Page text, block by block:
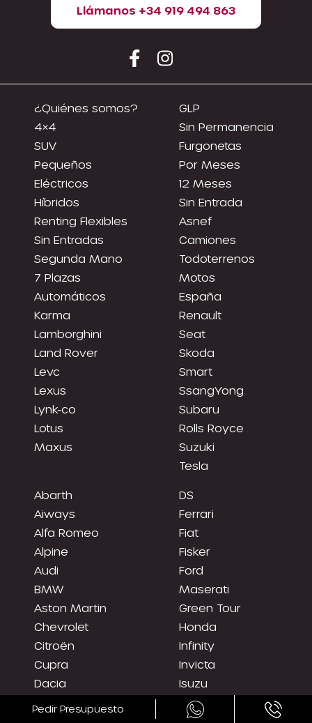
Llámanos +34 919 494 863
¿Quiénes somos?
4×4
SUV
Pequeños
Eléctricos
Híbridos
Renting Flexibles
Sin Entradas
Segunda Mano
7 Plazas
Automáticos
Karma
Lamborghini
Land Rover
Levc
Lexus
Lynk-co
Lotus
Maxus
Abarth
Aiways
Alfa Romeo
Alpine
Audi
BMW
Aston Martin
Chevrolet
Citroën
Cupra
Dacia
DS
Ferrari
Fiat
Fisker
Ford
Maserati
Green Tour
Honda
Infinity
Invicta
Isuzu
Kia
GLP
Sin Permanencia
Furgonetas
Por Meses
12 Meses
Sin Entrada
Asnef
Camiones
Todoterrenos
Motos
España
Renault
Seat
Skoda
Smart
SsangYong
Subaru
Rolls Royce
Suzuki
Tesla
Pedir Presupuesto